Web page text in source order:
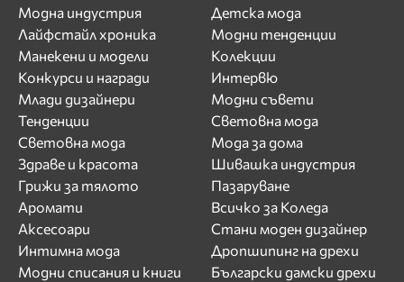
Модна индустрия
Лайфстайл хроника
Манекени и модели
Конкурси и награди
Млади дизайнери
Тенденции
Световна мода
Здраве и красота
Грижи за тялото
Аромати
Аксесоари
Интимна мода
Модни списания и книги
Детска мода
Модни тенденции
Колекции
Интервю
Модни съвети
Световна мода
Мода за дома
Шивашка индустрия
Пазаруване
Всичко за Коледа
Стани моден дизайнер
Дропшипинг на дрехи
Български дамски дрехи